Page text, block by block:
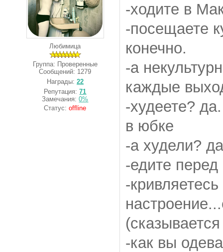
Любимица
Группа: Проверенные
Сообщений: 1279
Награды: 22
Репутация:71
Замечания:0%
Статус:offline
-ходите в
-посещаете
конечно.
-а
каждые
-худеете?
в юбке
-а худели? да
-едите
-
-как вы